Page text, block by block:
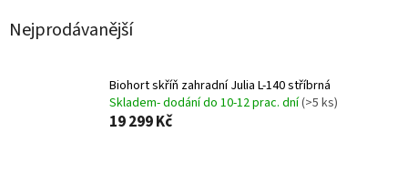
Nejprodávanější
Biohort skříň zahradní Julia L-140 stříbrná
Skladem- dodání do 10-12 prac. dní(>5 ks)
19 299 Kč